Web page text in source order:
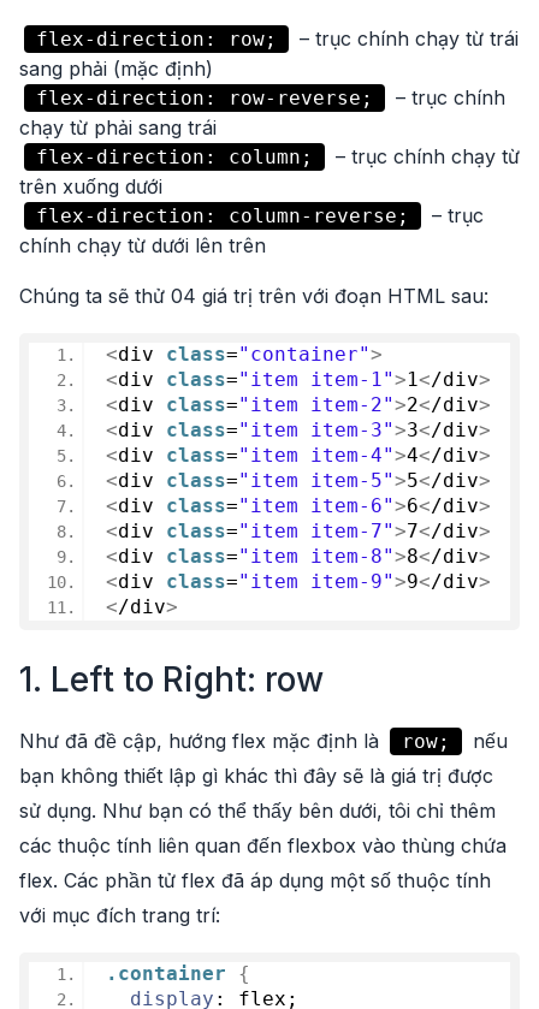
flex-direction: row;
– trục chính chạy từ trái
sang phải (mặc định)
flex-direction: row-reverse;
– trục chính
chạy từ phải sang trái
flex-direction: column;
– trục chính chạy từ
trên xuống dưới
flex-direction: column-reverse;
– trục
chính chạy từ dưới lên trên
Chúng ta sẽ thử 04 giá trị trên với đoạn HTML sau:
<div class="container">
<div class="item item-1">1</div>
<div class="item item-2">2</div>
<div class="item item-3">3</div>
<div class="item item-4">4</div>
<div class="item item-5">5</div>
<div class="item item-6">6</div>
<div class="item item-7">7</div>
<div class="item item-8">8</div>
<div class="item item-9">9</div>
</div>
1. Left to Right: row
Như đã đề cập, hướng flex mặc định là row;
nếu
bạn không thiết lập gì khác thì đây sẽ là giá trị được
sử dụng. Như bạn có thể thấy bên dưới, tôi chỉ thêm
các thuộc tính liên quan đến flexbox vào thùng chứa
flex. Các phần tử flex đã áp dụng một số thuộc tính
với mục đích trang trí:
.container
{
display : flex;